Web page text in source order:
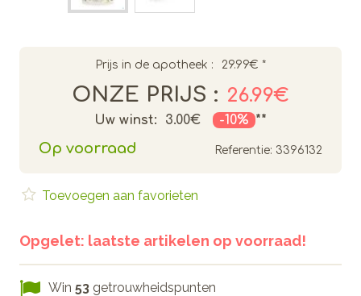
Prijs in de apotheek : 29.99€ *
ONZE PRIJS : 26.99€
Uw winst: 3.00€ -10% **
Op voorraad Referentie: 3396132
Opgelet: laatste artikelen op voorraad!
Toevoegen aan favorieten
Win 53 getrouwheidspunten